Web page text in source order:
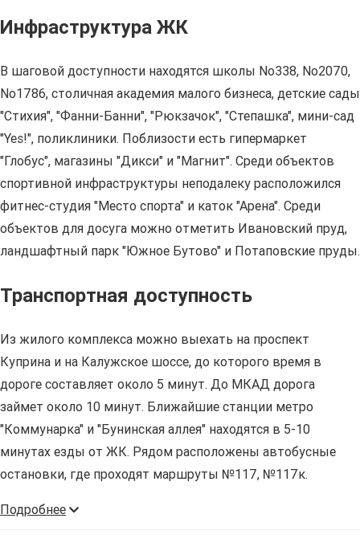
Инфраструктура ЖК
В шаговой доступности находятся школы No338, No2070,
No1786, столичная академия малого бизнеса, детские сады
"Стихия", "Фанни-Банни", "Рюкзачок", "Степашка", мини-сад
"Yes!", поликлиники. Поблизости есть гипермаркет
"Глобус", магазины "Дикси" и "Магнит". Среди объектов
спортивной инфраструктуры неподалеку расположился
фитнес-студия "Место спорта" и каток "Арена". Среди
объектов для досуга можно отметить Ивановский пруд,
ландшафтный парк "Южное Бутово" и Потаповские пруды.
Транспортная доступность
Из жилого комплекса можно выехать на проспект
Куприна и на Калужское шоссе, до которого время в
дороге составляет около 5 минут. До МКАД дорога
займет около 10 минут. Ближайшие станции метро
"Коммунарка" и "Бунинская аллея" находятся в 5-10
минутах езды от ЖК. Рядом расположены автобусные
остановки, где проходят маршруты №117, №117к.
Подробнее